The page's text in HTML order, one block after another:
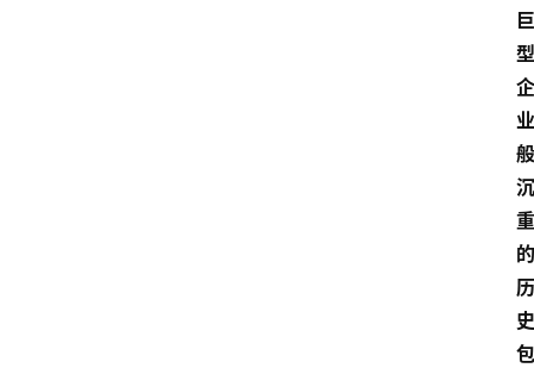
巨
型
企
业
般
沉
重
的
历
史
包